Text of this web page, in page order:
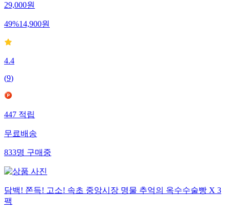
29,000원
49%14,900원
4.4
(9)
447적립
무료배송
833명구매중
담백! 쫀득! 고소! 속초 중앙시장 명물 추억의 옥수수술빵 X 3
팩